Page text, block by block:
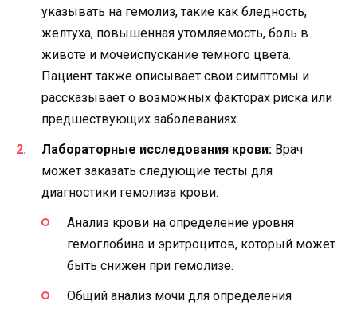
указывать на гемолиз, такие как бледность,
желтуха, повышенная утомляемость, боль в
животе и мочеиспускание темного цвета.
Пациент также описывает свои симптомы и
рассказывает о возможных факторах риска или
предшествующих заболеваниях.
Лабораторные исследования крови: Врач
может заказать следующие тесты для
диагностики гемолиза крови:
Анализ крови на определение уровня
гемоглобина и эритроцитов, который может
быть снижен при гемолизе.
Общий анализ мочи для определения